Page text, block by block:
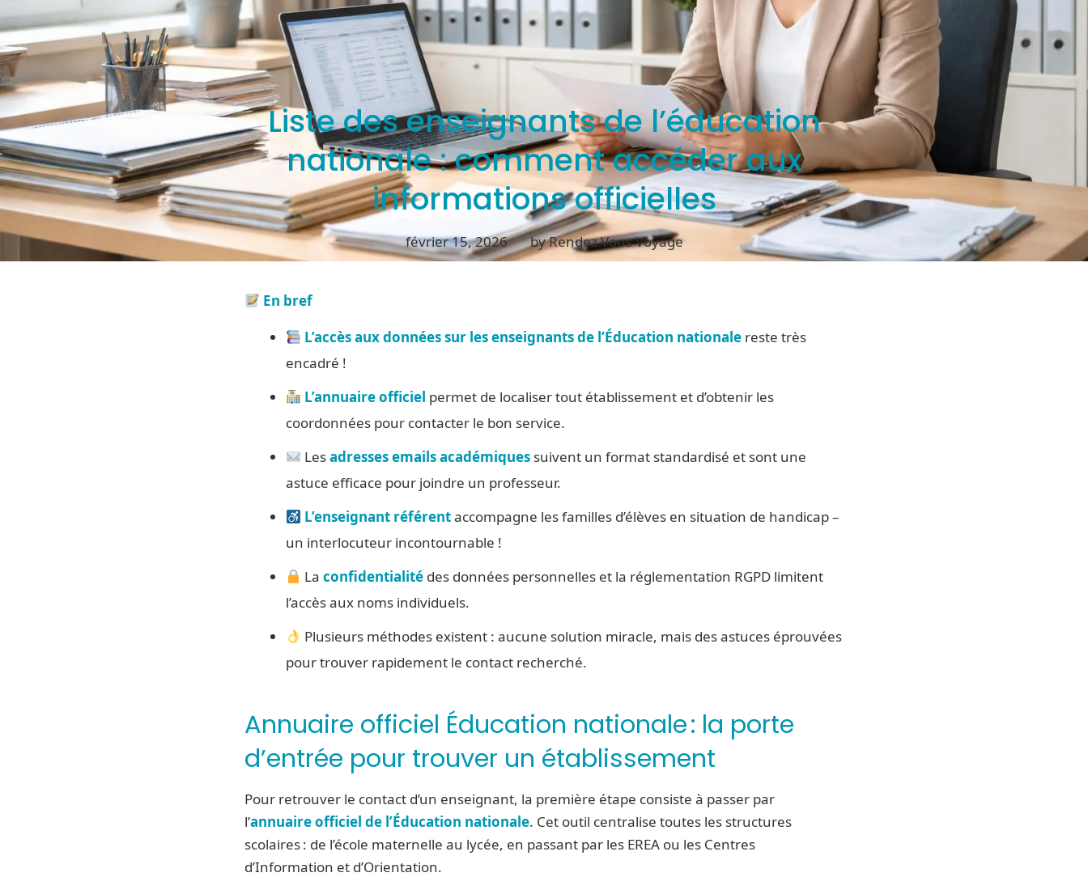
Liste des enseignants de l’éducation
nationale : comment accéder aux
informations officielles
février 15, 2026 by Rendez Vous Voyage
En bref
L’accès aux données sur les enseignants de l’Éducation nationale reste très
encadré !
L’annuaire officiel permet de localiser tout établissement et d’obtenir les
coordonnées pour contacter le bon service.
Lesadresses emails académiques suivent un format standardisé et sont une
astuce efficace pour joindre un professeur.
L’enseignant référentaccompagne les familles d’élèves en situation de handicap –
un interlocuteur incontournable !
Laconfidentialité des données personnelles et la réglementation RGPD limitent
l’accès aux noms individuels.
Plusieurs méthodes existent : aucune solution miracle, mais des astuces éprouvées
pour trouver rapidement le contact recherché.
Annuaire officiel Éducation nationale : la porte
d’entrée pour trouver un établissement
Pour retrouver le contact d’un enseignant, la première étape consiste à passer par
l’annuaire officiel de l’Éducation nationale. Cet outil centralise toutes les structures
scolaires : de l’école maternelle au lycée, en passant par les EREA ou les Centres
d’Information et d’Orientation.